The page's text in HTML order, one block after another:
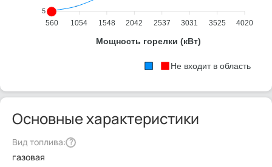
5
560 1054 1548 2042 2537 3031 3525 4020
Мощность горелки (кВт)
Не входит в область
Основные характеристики
Вид топлива: ?
газовая